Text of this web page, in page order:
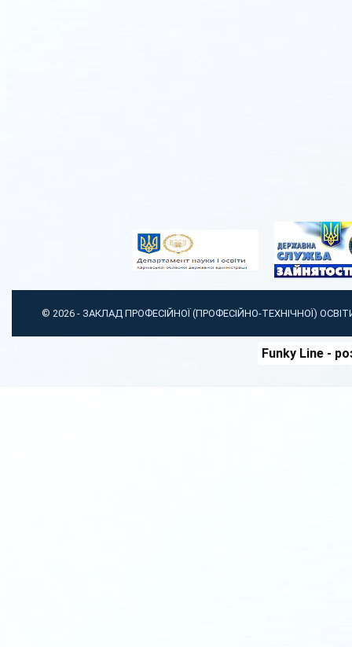
© 2026 - ЗАКЛАД ПРОФЕСІЙНОЇ (ПРОФЕСІЙНО-ТЕХНІЧНОЇ)
Funky Line-